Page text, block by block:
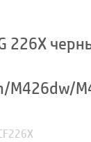
226X
M426dw/